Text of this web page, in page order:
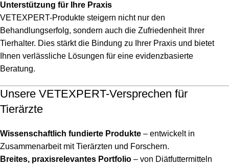
Unterstützung für Ihre Praxis
VETEXPERT-Produkte steigern nicht nur den
Behandlungserfolg, sondern auch die Zufriedenheit Ihrer
Tierhalter. Dies stärkt die Bindung zu Ihrer Praxis und bietet
Ihnen verlässliche Lösungen für eine evidenzbasierte
Beratung.
Unsere VETEXPERT-Versprechen für
Tierärzte
Wissenschaftlich fundierte Produkte – entwickelt in
Zusammenarbeit mit Tierärzten und Forschern.
Breites, praxisrelevantes Portfolio – von Diätfuttermitteln